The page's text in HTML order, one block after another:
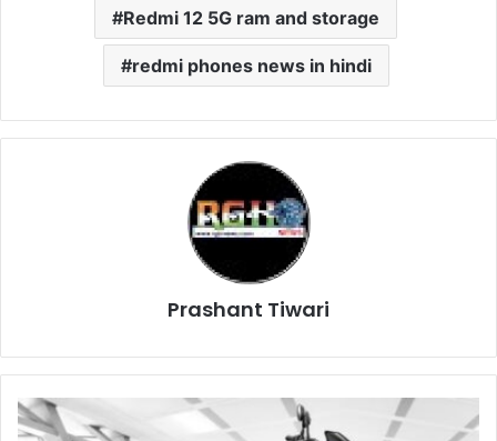
Redmi 12 5G ram and storage
redmi phones news in hindi
Prashant Tiwari
Apache
को